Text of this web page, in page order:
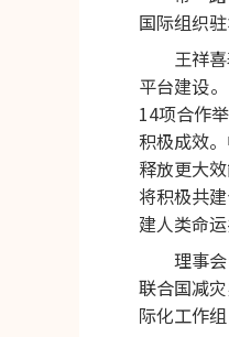
国际组织
王祥
平台建设
14项合作
积极成效
释放更大
将积极共
建人类命
理事
联合国减
际化工作